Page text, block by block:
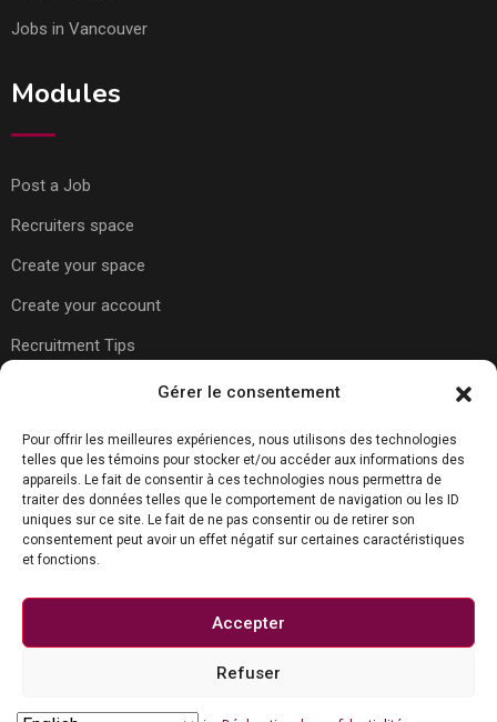
Gérer le consentement
Pour offrir les meilleures expériences, nous utilisons des technologies
telles que les témoins pour stocker et/ou accéder aux informations des
appareils. Le fait de consentir à ces technologies nous permettra de
traiter des données telles que le comportement de navigation ou les ID
uniques sur ce site. Le fait de ne pas consentir ou de retirer son
consentement peut avoir un effet négatif sur certaines caractéristiques
et fonctions.
Accepter
Refuser
Jobs in Vancouver
Modules
Post a Job
Recruiters space
Create your space
Create your account
Recruitment Tips
Usefull Links
About Us
Contact Us
© Copyright Joboko.net 2023